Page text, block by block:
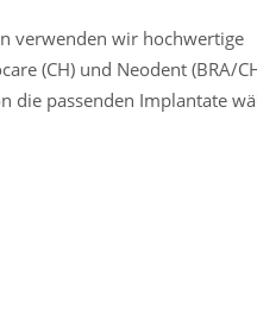
verwenden wir hochwertige
(CH) und Neodent (BRA/
die passenden Implantate